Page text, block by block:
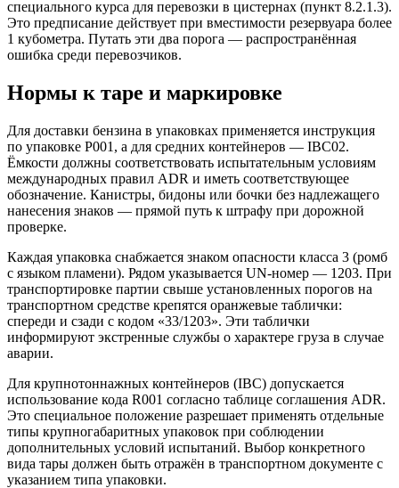
специального курса для перевозки в цистернах (пункт 8.2.1.3).
Это предписание действует при вместимости резервуара более
1 кубометра. Путать эти два порога — распространённая
ошибка среди перевозчиков.
Нормы к таре и маркировке
Для доставки бензина в упаковках применяется инструкция
по упаковке P001, а для средних контейнеров — IBC02.
Ёмкости должны соответствовать испытательным условиям
международных правил ADR и иметь соответствующее
обозначение. Канистры, бидоны или бочки без надлежащего
нанесения знаков — прямой путь к штрафу при дорожной
проверке.
Каждая упаковка снабжается знаком опасности класса 3 (ромб
с языком пламени). Рядом указывается UN-номер — 1203. При
транспортировке партии свыше установленных порогов на
транспортном средстве крепятся оранжевые таблички:
спереди и сзади с кодом «33/1203». Эти таблички
информируют экстренные службы о характере груза в случае
аварии.
Для крупнотоннажных контейнеров (IBC) допускается
использование кода R001 согласно таблице соглашения ADR.
Это специальное положение разрешает применять отдельные
типы крупногабаритных упаковок при соблюдении
дополнительных условий испытаний. Выбор конкретного
вида тары должен быть отражён в транспортном документе с
указанием типа упаковки.